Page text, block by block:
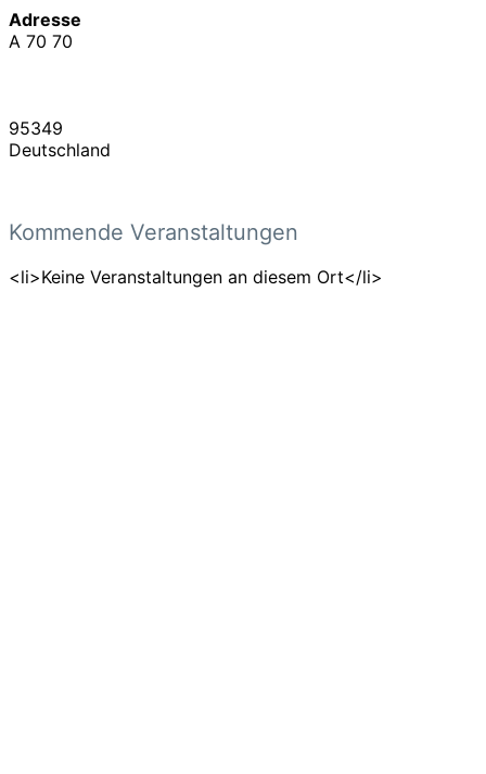
Adresse
A 70 70
95349
Deutschland
Kommende Veranstaltungen
<li>Keine Veranstaltungen an diesem Ort</li>